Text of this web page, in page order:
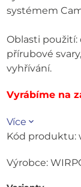
systémem
Oblasti použití:
přírubové
vyhřívání.
Vyrábíme na
Více
Kód produktu:
Výrobce: